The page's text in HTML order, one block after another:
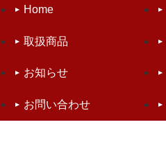
Home
取扱商品
お知らせ
お問い合わせ